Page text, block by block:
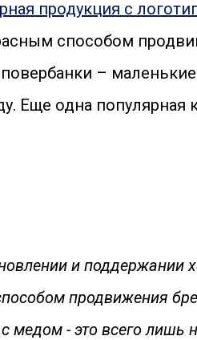
продукция с
способом
–
Еще одна популярная
и
продвижения
медом - это всего